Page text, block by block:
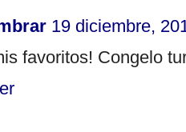
19 diciembre,
favoritos! Congelo